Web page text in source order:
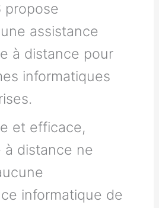
propose
assistance
à distance pour
informatiques
et efficace,
à distance ne
informatique de